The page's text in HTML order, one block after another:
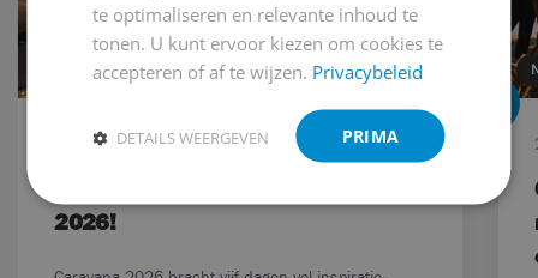
NIEUWS
6 maart 2026
2026!
te optimaliseren en relevante inhoud te
tonen. U kunt ervoor kiezen om cookies te
accepteren of af te wijzen. Privacybeleid
PRIMA
DETAILS WEERGEVEN